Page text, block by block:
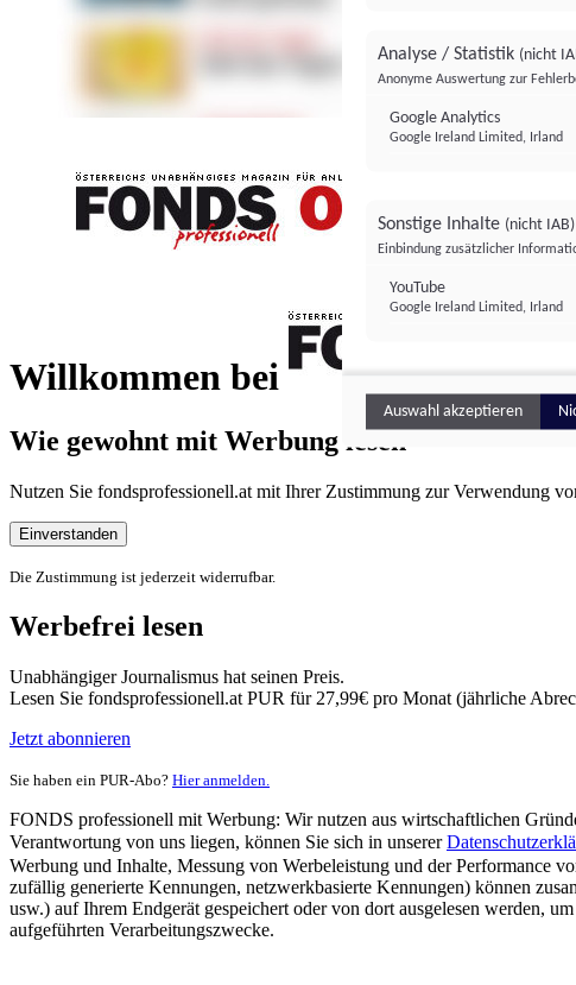
Willkommen bei
FONDS
Wie gewohnt mit Werbung lesen
Nutzen Sie fondsprofessionell.at mit Ihrer Zustimmung zur Verwendung
Einverstanden
Die Zustimmung ist jederzeit widerrufbar.
Werbefrei lesen
Unabhängiger Journalismus hat seinen Preis.
Lesen Sie fondsprofessionell.at PUR für 27,99€ pro Monat (jährliche
Jetzt abonnieren
Sie haben ein PUR-Abo? Hier anmelden.
FONDS professionell mit Werbung: Wir nutzen aus wirtschaftlichen
Verantwortung von uns liegen, können Sie sich in unserer
Werbung und Inhalte, Messung von Werbeleistung und der Performance
zufällig generierte Kennungen, netzwerkbasierte Kennungen) können
usw.) auf Ihrem Endgerät gespeichert oder von dort ausgelesen werden,
aufgeführten Verarbeitungszwecke.
Analyse / Statistik (nicht
Anonyme Auswertung zur
Google Analytics
Google Ireland Limited, Irland
Sonstige Inhalte (nicht IAB)
Einbindung zusätzlicher
YouTube
Google Ireland Limited, Irland
Auswahl akzeptieren